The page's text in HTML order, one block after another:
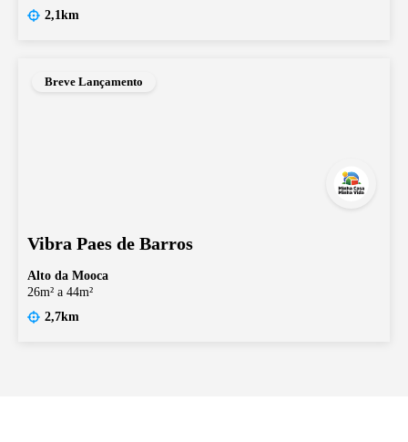
2,1km
Breve Lançamento
Vibra Paes de Barros
Alto da Mooca
26m² a 44m²
2,7km